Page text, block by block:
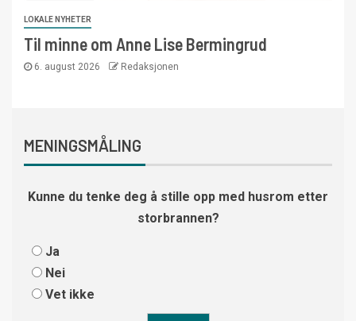
LOKALE NYHETER
Til minne om Anne Lise Bermingrud
6. august 2026 Redaksjonen
MENINGSMÅLING
Kunne du tenke deg å stille opp med husrom etter
storbrannen?
Ja
Nei
Vet ikke